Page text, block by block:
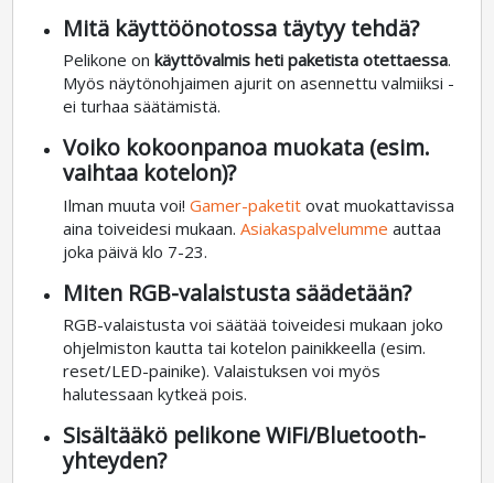
Mitä käyttöönotossa täytyy tehdä?
Pelikone onkäyttövalmis heti paketista otettaessa.
Myös näytönohjaimen ajurit on asennettu valmiiksi -
ei turhaa säätämistä.
Voiko kokoonpanoa muokata (esim.
vaihtaa kotelon)?
Ilman muuta voi!Gamer-paketit ovat muokattavissa
aina toiveidesi mukaan.Asiakaspalvelumme auttaa
joka päivä klo 7-23.
Miten RGB-valaistusta säädetään?
RGB-valaistusta voi säätää toiveidesi mukaan joko
ohjelmiston kautta tai kotelon painikkeella (esim.
reset/LED-painike). Valaistuksen voi myös
halutessaan kytkeä pois.
Sisältääkö pelikone WiFi/Bluetooth-
yhteyden?